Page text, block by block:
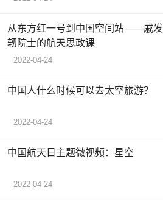
从东方红一号到中国空间站——戚发
轫院士的航天思政课
2022-04-24
中国人什么时候可以去太空旅游？
2022-04-24
中国航天日主题微视频：星空
2022-04-24